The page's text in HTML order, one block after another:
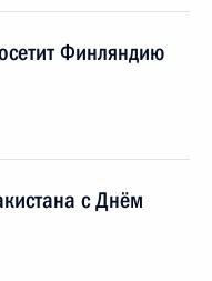
Финляндию
с Днём